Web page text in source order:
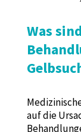
Was
auf die